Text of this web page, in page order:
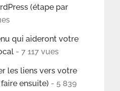
(étape par
qui aideront votre
- 7 117 vues
les liens vers votre
ensuite) - 5 839